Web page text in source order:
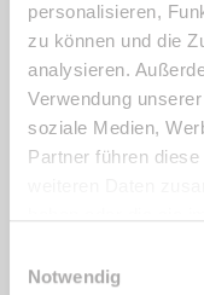
personalisieren,
zu können und die
analysieren.
Verwendung
soziale Medien,
Partner führen
Notwendig